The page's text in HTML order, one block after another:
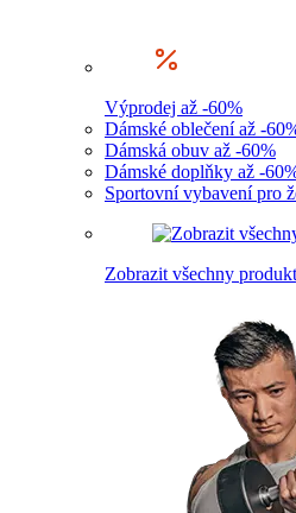
Výprodej až -60%
Dámské oblečení až -
Dámská obuv až -60%
Dámské doplňky až -
Sportovní vybavení pro
Zobrazit všechny